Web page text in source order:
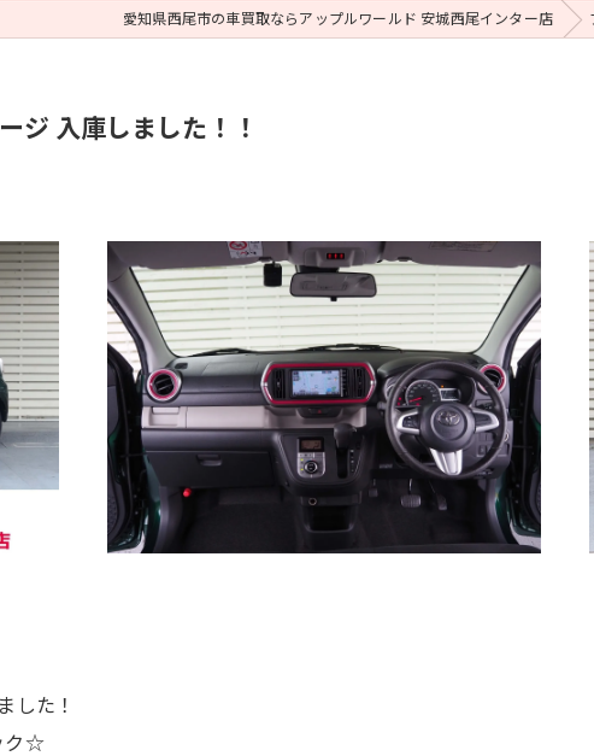
愛知県西尾市の車買取ならアップルワールド 安城西尾インター店
ジ 入庫しました！！
した！
ク☆